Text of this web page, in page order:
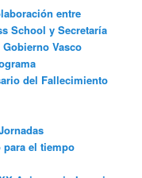
entre
School y Secretaría
Vasco
del Fallecimiento
para el tiempo